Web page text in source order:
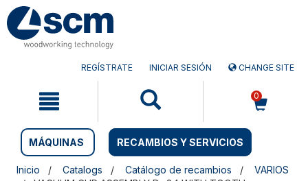
Saltar
contenido
Saltar
menú
REGÍSTRATE INICIAR SESIÓN CHANGE SITE
0
MÁQUINAS RECAMBIOS Y SERVICIOS
Inicio Catalogs Catálogo de recambios
VARIOS